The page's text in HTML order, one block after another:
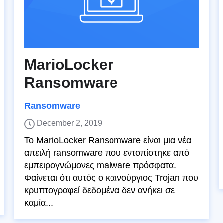
MarioLocker
Ransomware
Ransomware
December 2, 2019
Το MarioLocker Ransomware είναι μια νέα
απειλή ransomware που εντοπίστηκε από
εμπειρογνώμονες malware πρόσφατα.
Φαίνεται ότι αυτός ο καινούργιος Trojan που
κρυπτογραφεί δεδομένα δεν ανήκει σε
καμία...